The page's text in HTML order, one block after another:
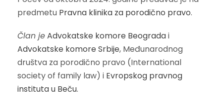
predmetu Pravna klinika za porodično pravo.
Član jeAdvokatske komore Beogradai
Advokatske komore Srbije, Međunarodnog
društva za porodično pravo (International
society of family law) i Evropskog pravnog
instituta u Beču.